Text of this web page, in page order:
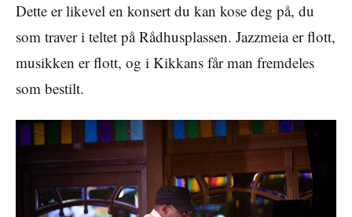
Dette er likevel en konsert du kan kose deg på, du
som traver i teltet på Rådhusplassen. Jazzmeia er flott,
musikken er flott, og i Kikkans får man fremdeles
som bestilt.